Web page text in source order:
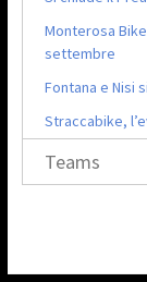
Monterosa
settembre
Fontana e Nisi
Straccabike,
Teams